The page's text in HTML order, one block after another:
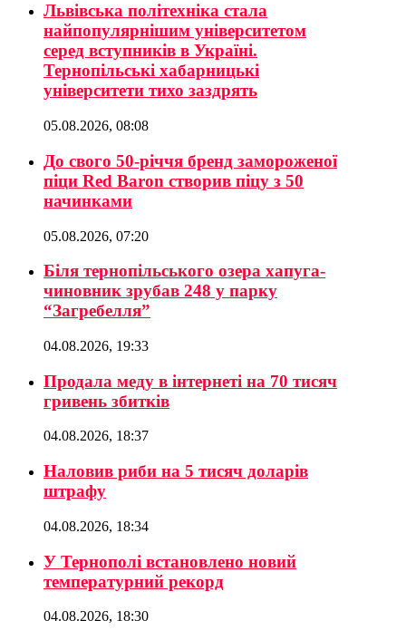
Львівська політехніка стала
найпопулярнішим університетом
серед вступників в Україні.
Тернопільські хабарницькі
університети тихо заздрять
05.08.2026, 08:08
До свого 50-річчя бренд замороженої
піци Red Baron створив піцу з 50
начинками
05.08.2026, 07:20
Біля тернопільського озера хапуга-
чиновник зрубав 248 у парку
“Загребелля”
04.08.2026, 19:33
Продала меду в інтернеті на 70 тисяч
гривень збитків
04.08.2026, 18:37
Наловив риби на 5 тисяч доларів
штрафу
04.08.2026, 18:34
У Тернополі встановлено новий
температурний рекорд
04.08.2026, 18:30